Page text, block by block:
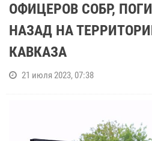
ОФИЦЕРОВ СОБР,
НАЗАД НА
КАВКАЗА
21 июля 2023, 07:38